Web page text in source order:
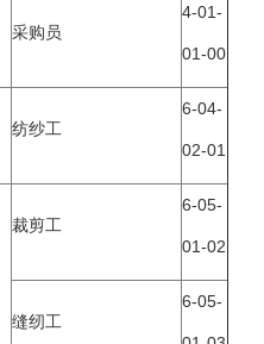
采购员
4-01-
01-00
纺纱工
6-04-
02-01
裁剪工
6-05-
01-02
缝纫工
6-05-